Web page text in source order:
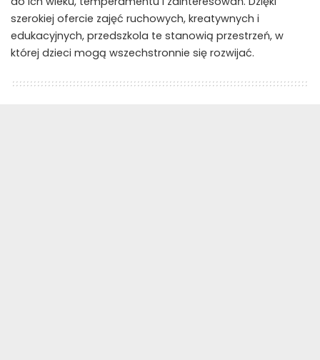
szerokiej ofercie zajęć ruchowych, kreatywnych i
edukacyjnych, przedszkola te stanowią przestrzeń, w
której dzieci mogą wszechstronnie się rozwijać.